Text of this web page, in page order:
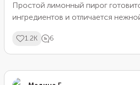
Простой лимонный пирог
ингредиентов и отличается
даже у тех, кто не дружит с
основы используется уже
1.2K 6